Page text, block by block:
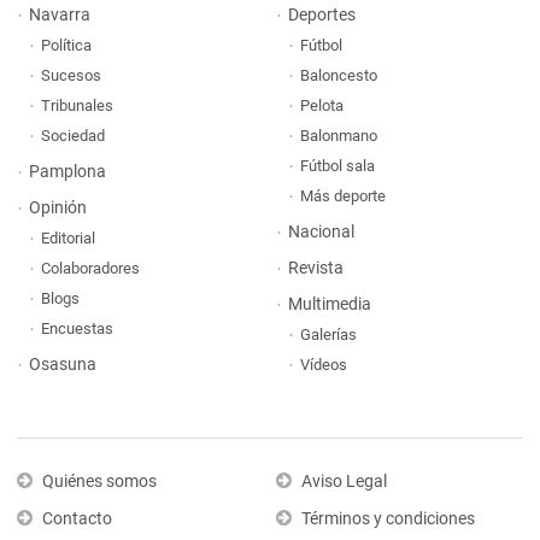
Navarra
Política
Sucesos
Tribunales
Sociedad
Pamplona
Opinión
Editorial
Colaboradores
Blogs
Encuestas
Osasuna
Deportes
Fútbol
Baloncesto
Pelota
Balonmano
Fútbol sala
Más deporte
Nacional
Revista
Multimedia
Galerías
Vídeos
Quiénes somos
Contacto
Aviso Legal
Términos y condiciones